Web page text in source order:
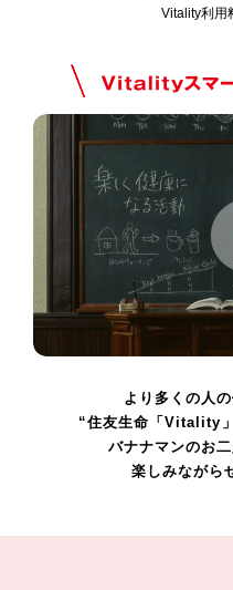
Vitality利用
より多くの人
“住友生命「Vitality
バナナマンのお
楽しみながら